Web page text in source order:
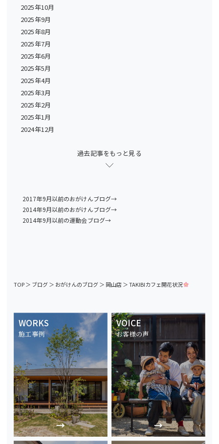
2025年10月
2025年9月
2025年8月
2025年7月
2025年6月
2025年5月
2025年4月
2025年3月
2025年2月
2025年1月
2024年12月
過去記事をもっと見る
2017年9月以前のおがけんブログ→
2014年9月以前のおがけんブログ→
2014年9月以前の運動会ブログ→
TOP＞ ブログ＞ おがけんのブログ＞ 岡山店＞TAKIBIカフェ開花状況
WORKS
施工事例
VOICE
お客様の声